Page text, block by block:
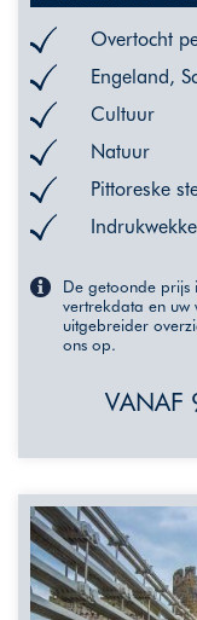
Overtocht
Engeland,
Cultuur
Natuur
Pittoreske
De getoonde prijs
vertrekdata en uw
uitgebreider
ons op.
VANAF